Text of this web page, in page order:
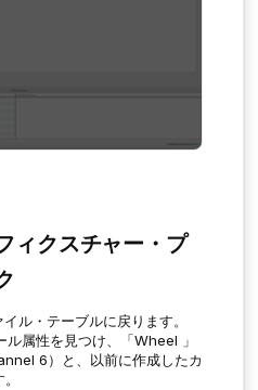
ィクスチャー・プ
ル・テーブルに戻ります。
ル属性を見つけ、「Wheel 」
6）と、以前に作成したカ